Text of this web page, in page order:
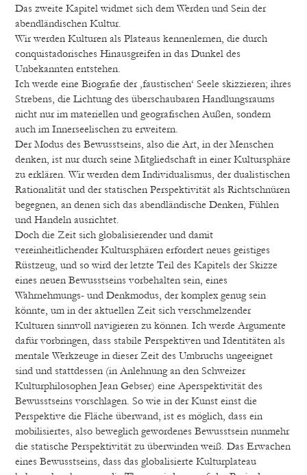
Das zweite Kapitel widmet sich dem Werden und Sein der
abendländischen Kultur.
Wir werden Kulturen als Plateaus kennenlernen, die durch
conquistadorisches Hinausgreifen in das Dunkel des
Unbekannten entstehen.
Ich werde eine Biografie der ‚faustischen‘ Seele skizzieren; ihres
Strebens, die Lichtung des überschaubaren Handlungsraums
nicht nur im materiellen und geografischen Außen, sondern
auch im Innerseelischen zu erweitern.
Der Modus des Bewusstseins, also die Art, in der Menschen
denken, ist nur durch seine Mitgliedschaft in einer Kultursphäre
zu erklären. Wir werden dem Individualismus, der dualistischen
Rationalität und der statischen Perspektivität als Richtschnüren
begegnen, an denen sich das abendländische Denken, Fühlen
und Handeln ausrichtet.
Doch die Zeit sich globalisierender und damit
vereinheitlichender Kultursphären erfordert neues geistiges
Rüstzeug, und so wird der letzte Teil des Kapitels der Skizze
eines neuen Bewusstseins vorbehalten sein, eines
Wahrnehmungs- und Denkmodus, der komplex genug sein
könnte, um in der aktuellen Zeit sich verschmelzender
Kulturen sinnvoll navigieren zu können. Ich werde Argumente
dafür vorbringen, dass stabile Perspektiven und Identitäten als
mentale Werkzeuge in dieser Zeit des Umbruchs ungeeignet
sind und stattdessen (in Anlehnung an den Schweizer
Kulturphilosophen Jean Gebser) eine Aperspektivität des
Bewusstseins vorschlagen. So wie in der Kunst einst die
Perspektive die Fläche überwand, ist es möglich, dass ein
mobilisiertes, also beweglich gewordenes Bewusstsein nunmehr
die statische Perspektivität zu überwinden weiß. Das Erwachen
eines Bewusstseins, dass das globalisierte Kulturplateau